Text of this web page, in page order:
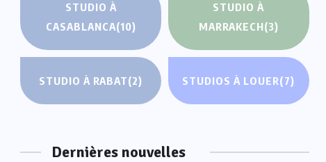
STUDIO À
CASABLANCA(10)
STUDIO À
MARRAKECH(3)
STUDIO À RABAT(2) STUDIOS À LOUER(7)
Dernières nouvelles